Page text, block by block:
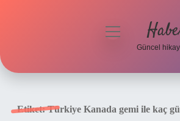
menüyü
Güncel
Etiket:Türkiye Kanada gemi ile kaç